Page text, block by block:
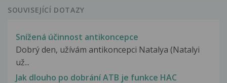
SOUVISEJÍCÍ DOTAZY
Snížená účinnost antikoncepce
Dobrý den, užívám antikoncepci Natalya (Natalyi
už...
Jak dlouho po dobrání ATB je funkce HAC